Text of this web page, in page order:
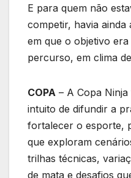
E para quem não
competir, havia ainda
em que o objetivo
percurso, em clima
COPA – A Copa
intuito de difundir a
fortalecer o esporte,
que exploram
trilhas técnicas,
de mata e desafios